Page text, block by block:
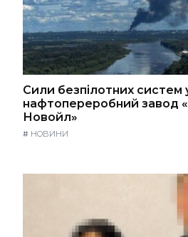
Сили безпілотних систем
нафтопереробний завод
Новойл»
# НОВИНИ